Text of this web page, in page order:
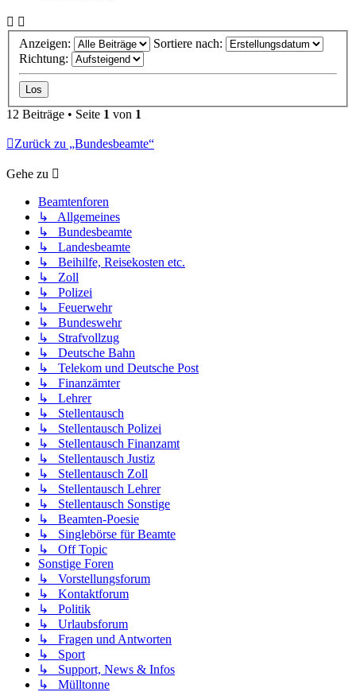
Anzeigen:
Sortiere nach:
Richtung:
12 Beiträge • Seite 1 von 1
Zurück zu „Bundesbeamte“
Gehe zu
Beamtenforen
↳ Allgemeines
↳ Bundesbeamte
↳ Landesbeamte
↳ Beihilfe, Reisekosten etc.
↳ Zoll
↳ Polizei
↳ Feuerwehr
↳ Bundeswehr
↳ Strafvollzug
↳ Deutsche Bahn
↳ Telekom und Deutsche Post
↳ Finanzämter
↳ Lehrer
↳ Stellentausch
↳ Stellentausch Polizei
↳ Stellentausch Finanzamt
↳ Stellentausch Justiz
↳ Stellentausch Zoll
↳ Stellentausch Lehrer
↳ Stellentausch Sonstige
↳ Beamten-Poesie
↳ Singlebörse für Beamte
↳ Off Topic
Sonstige Foren
↳ Vorstellungsforum
↳ Kontaktforum
↳ Politik
↳ Urlaubsforum
↳ Fragen und Antworten
↳ Sport
↳ Support, News & Infos
↳ Mülltonne